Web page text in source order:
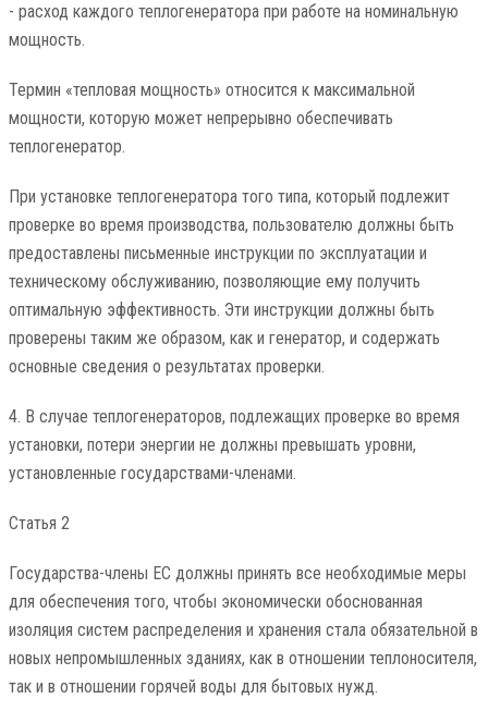
- расход каждого теплогенератора при работе на номинальную
мощность.
Термин «тепловая мощность» относится к максимальной
мощности, которую может непрерывно обеспечивать
теплогенератор.
При установке теплогенератора того типа, который подлежит
проверке во время производства, пользователю должны быть
предоставлены письменные инструкции по эксплуатации и
техническому обслуживанию, позволяющие ему получить
оптимальную эффективность. Эти инструкции должны быть
проверены таким же образом, как и генератор, и содержать
основные сведения о результатах проверки.
4. В случае теплогенераторов, подлежащих проверке во время
установки, потери энергии не должны превышать уровни,
установленные государствами-членами.
Статья 2
Государства-члены ЕС должны принять все необходимые меры
для обеспечения того, чтобы экономически обоснованная
изоляция систем распределения и хранения стала обязательной в
новых непромышленных зданиях, как в отношении теплоносителя,
так и в отношении горячей воды для бытовых нужд.